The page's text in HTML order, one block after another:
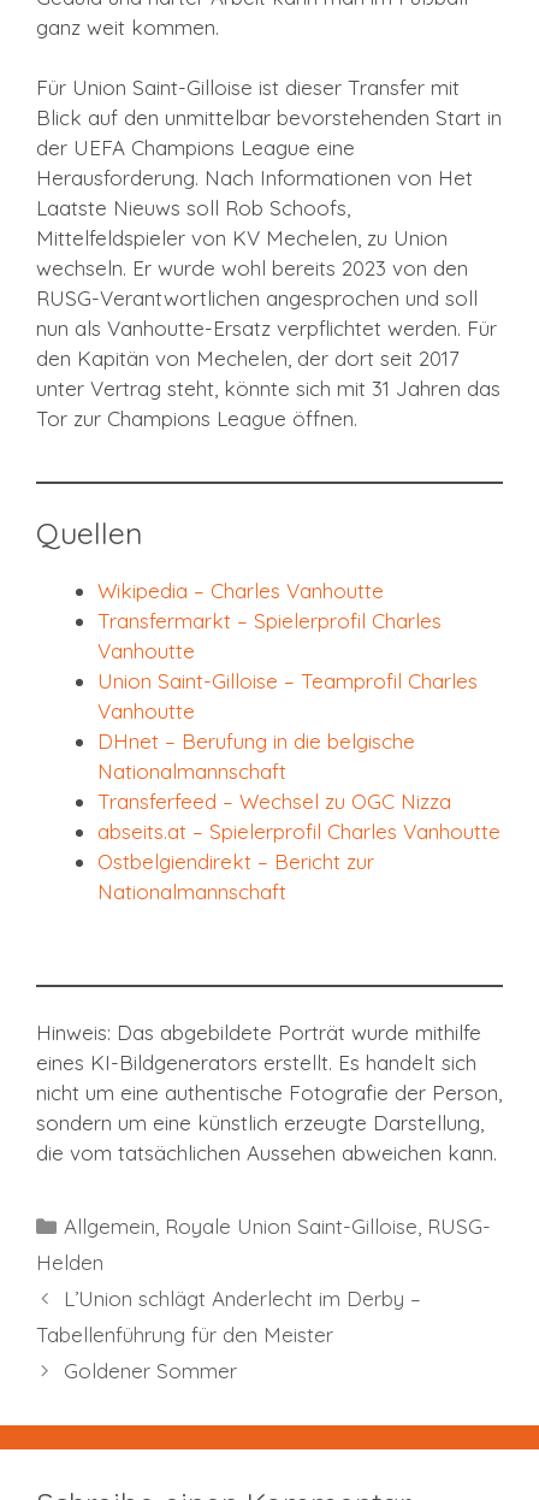
ganz weit kommen.
Für Union Saint-Gilloise ist dieser Transfer mit
Blick auf den unmittelbar bevorstehenden Start in
der UEFA Champions League eine
Herausforderung. Nach Informationen von Het
Laatste Nieuws soll Rob Schoofs,
Mittelfeldspieler von KV Mechelen, zu Union
wechseln. Er wurde wohl bereits 2023 von den
RUSG-Verantwortlichen angesprochen und soll
nun als Vanhoutte-Ersatz verpflichtet werden. Für
den Kapitän von Mechelen, der dort seit 2017
unter Vertrag steht, könnte sich mit 31 Jahren das
Tor zur Champions League öffnen.
Quellen
Wikipedia – Charles Vanhoutte
Transfermarkt – Spielerprofil Charles
Vanhoutte
Union Saint-Gilloise – Teamprofil Charles
Vanhoutte
DHnet – Berufung in die belgische
Nationalmannschaft
Transferfeed – Wechsel zu OGC Nizza
abseits.at – Spielerprofil Charles Vanhoutte
Ostbelgiendirekt – Bericht zur
Nationalmannschaft
Hinweis: Das abgebildete Porträt wurde mithilfe
eines KI-Bildgenerators erstellt. Es handelt sich
nicht um eine authentische Fotografie der Person,
sondern um eine künstlich erzeugte Darstellung,
die vom tatsächlichen Aussehen abweichen kann.
Kategorien
Allgemein Royale Union Saint-Gilloise RUSG-
Helden
L’Union schlägt Anderlecht im Derby –
Tabellenführung für den Meister
Goldener Sommer